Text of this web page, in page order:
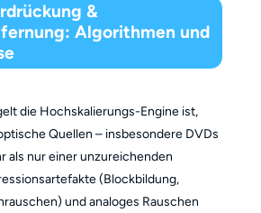
&
Algorithmen und
die Hochskalierungs-Engine ist,
Quellen – insbesondere DVDs
als nur einer unzureichenden
(Blockbildung,
und analoges Rauschen